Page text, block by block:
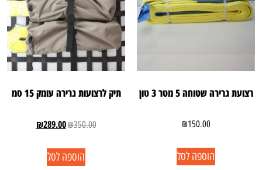
רצועת גרירה שטוחה 5 מטר 3 טון
₪150.00
הוספה לסל
תיק לרצועות גרירה עומק 15 סמ
₪350.00
₪289.00
הוספה לסל